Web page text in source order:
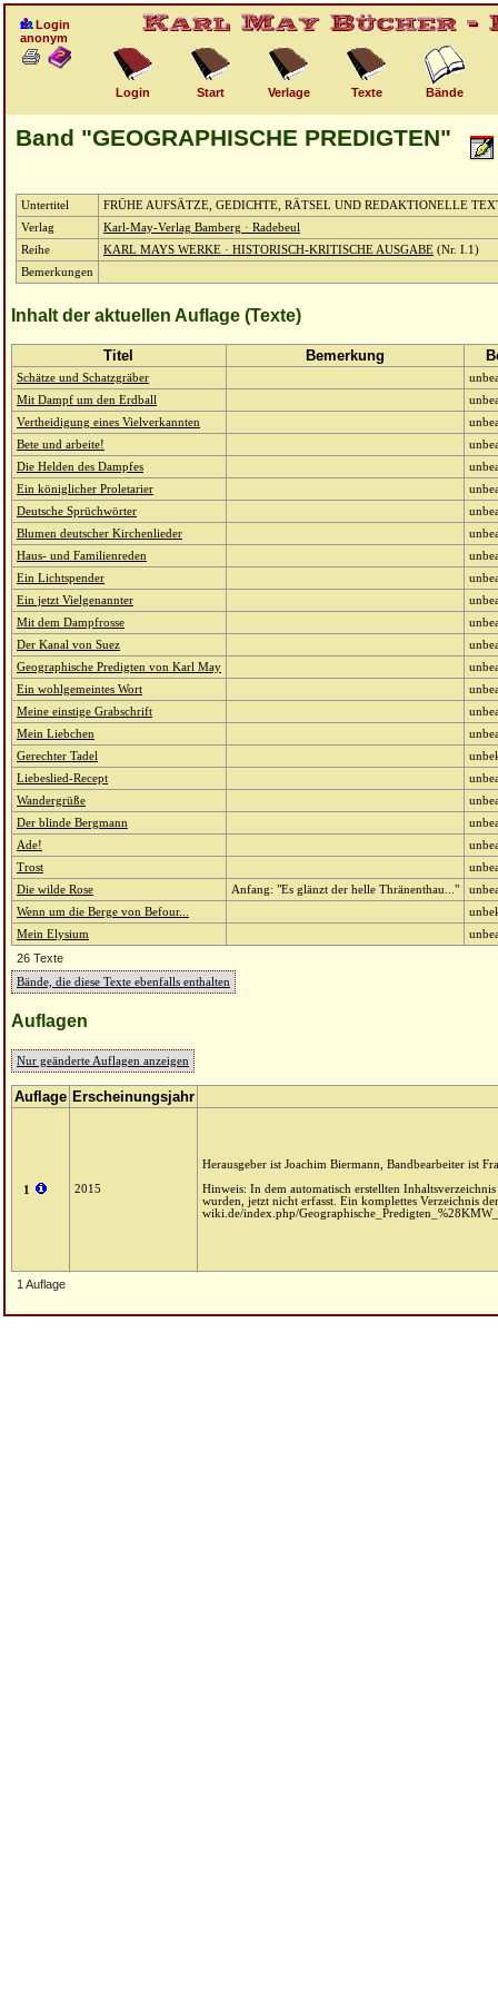
Login
anonym
Login Start Verlage Texte Bände
Band "GEOGRAPHISCHE PREDIGTEN"
Untertitel
FRÜHE AUFSÄTZE, GEDICHTE, RÄTSEL UND REDAKTIONELLE
Verlag
Karl-May-Verlag Bamberg · Radebeul
Reihe
KARL MAYS WERKE · HISTORISCH-KRITISCHE AUSGABE (Nr. I.1)
Bemerkungen
Inhalt der aktuellen Auflage (Texte)
Titel Bemerkung
Schätze und Schatzgräber
Mit Dampf um den Erdball
Vertheidigung eines Vielverkannten
Bete und arbeite!
Die Helden des Dampfes
Ein königlicher Proletarier
Deutsche Sprüchwörter
Blumen deutscher Kirchenlieder
Haus- und Familienreden
Ein Lichtspender
Ein jetzt Vielgenannter
Mit dem Dampfrosse
Der Kanal von Suez
Geographische Predigten von Karl May
Ein wohlgemeintes Wort
Meine einstige Grabschrift
Mein Liebchen
Gerechter Tadel
Liebeslied-Recept
Wandergrüße
Der blinde Bergmann
Ade!
Trost
Die wilde Rose
Anfang: "Es glänzt der helle Thränenthau..."
Wenn um die Berge von Befour...
Mein Elysium
26 Texte
Bände, die diese Texte ebenfalls enthalten
Auflagen
Nur geänderte Auflagen anzeigen
Auflage Erscheinungsjahr
1 2015
Herausgeber ist Joachim Biermann, Bandbearbeiter ist
Hinweis: In dem automatisch erstellten
wurden, jetzt nicht erfasst. Ein komplettes Verzeichnis
wiki.de/index.php/
1 Auflage